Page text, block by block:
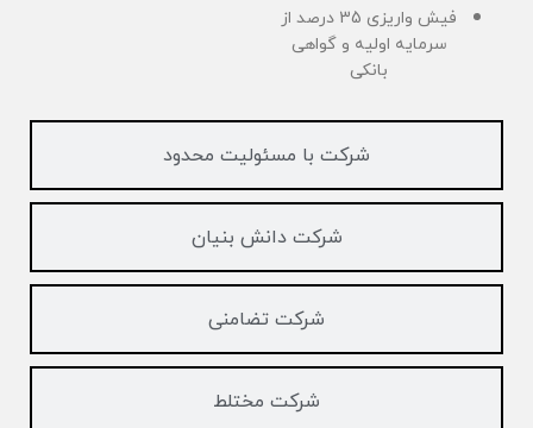
شرکت با مسئولیت محدود
شرکت دانش بنیان
شرکت تضامنی
شرکت مختلط
فیش واریزی 35 درصد از
سرمایه اولیه و گواهی
بانکی